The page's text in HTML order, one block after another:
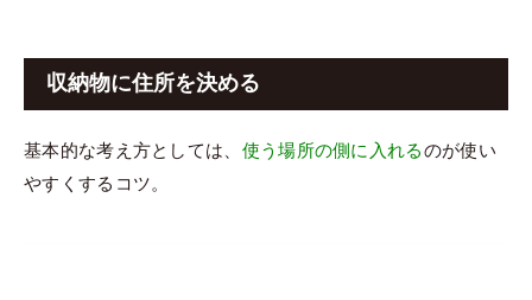
収納物に住所を決める
基本的な考え方としては、 使う場所の側に入れるのが使い
やすくするコツ。